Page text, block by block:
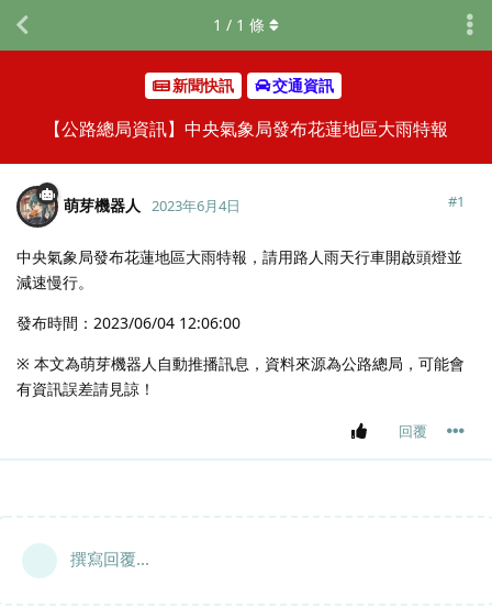
新聞快訊 交通資訊
【公路總局資訊】中央氣象局發布花蓮地區大雨特報
1 / 1 條
萌芽機器人 2023年6月4日 #1
中央氣象局發布花蓮地區大雨特報，請用路人雨天行車開啟頭燈並
減速慢行。
發布時間：2023/06/04 12:06:00
※ 本文為萌芽機器人自動推播訊息，資料來源為公路總局，可能會
有資訊誤差請見諒！
回覆
撰寫回覆...